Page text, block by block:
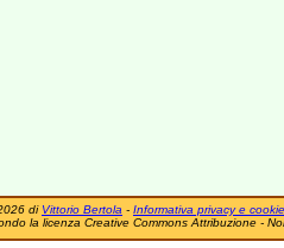
di Vittorio Bertola - Informativa privacy e cookie
la licenza Creative Commons Attribuzione -